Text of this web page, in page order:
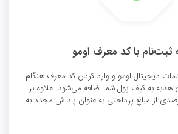
دیجیتال اومو و وارد کردن کد معرف هنگام
مبلغ 5000 تومان هدیه به کیف پول شما اضافه می‌شود. علاوه بر
از مبلغ پرداختی به عنوان پاداش مجدد به